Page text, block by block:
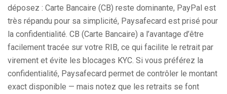
déposez : Carte Bancaire (CB) reste dominante, PayPal est
très répandu pour sa simplicité, Paysafecard est prisé pour
la confidentialité. CB (Carte Bancaire) a l’avantage d’être
facilement tracée sur votre RIB, ce qui facilite le retrait par
virement et évite les blocages KYC. Si vous préférez la
confidentialité, Paysafecard permet de contrôler le montant
exact disponible — mais notez que les retraits se font